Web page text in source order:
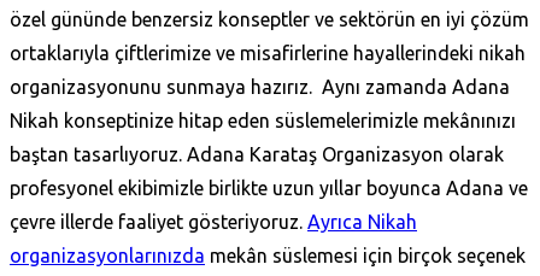
özel gününde benzersiz konseptler ve sektörün en iyi çözüm
ortaklarıyla çiftlerimize ve misafirlerine hayallerindeki nikah
organizasyonunu sunmaya hazırız. Aynı zamanda Adana
Nikah konseptinize hitap eden süslemelerimizle mekânınızı
baştan tasarlıyoruz. Adana Karataş‎ Organizasyon olarak
profesyonel ekibimizle birlikte uzun yıllar boyunca Adana ve
çevre illerde faaliyet gösteriyoruz. Ayrıca Nikah
organizasyonlarınızda mekân süslemesi için birçok seçenek